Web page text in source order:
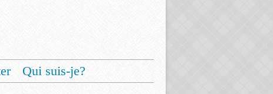
Qui suis-je?